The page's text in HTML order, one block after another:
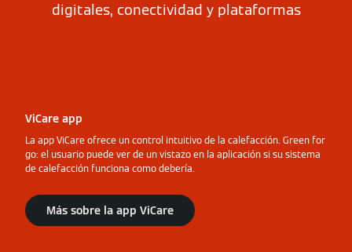
digitales, conectividad y plataformas
ViCare app
La app ViCare ofrece un control intuitivo de la calefacción. Green for
go: el usuario puede ver de un vistazo en la aplicación si su sistema
de calefacción funciona como debería.
Más sobre la app ViCare